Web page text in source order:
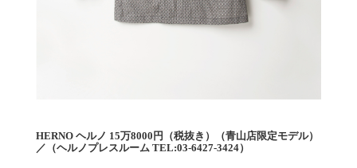
HERNO ヘルノ 15万8000円（税抜き）（青山店限定モデル）
／（ヘルノプレスルーム TEL:03-6427-3424）